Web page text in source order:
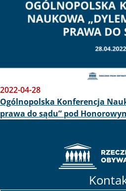
2022-04-28
Ogólnopolska Konferencja
prawa do sądu” pod